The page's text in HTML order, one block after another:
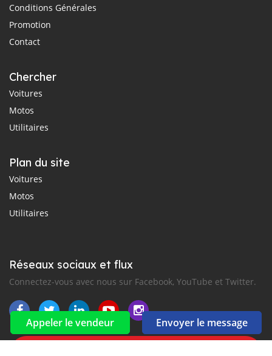
Appeler le vendeur Envoyer le message
Conditions Générales
Promotion
Contact
Chercher
Voitures
Motos
Utilitaires
Plan du site
Voitures
Motos
Utilitaires
Réseaux sociaux et flux
Connectez-vous avec nous sur Facebook, YouTube et Twitter.